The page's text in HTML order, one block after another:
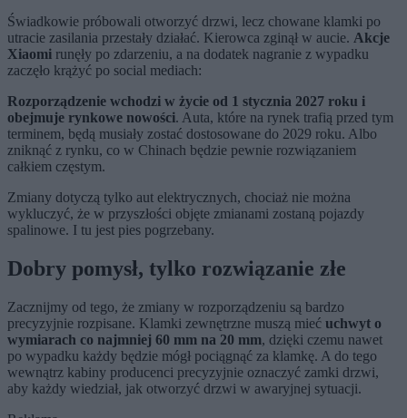
Świadkowie próbowali otworzyć drzwi, lecz chowane klamki po
utracie zasilania przestały działać. Kierowca zginął w aucie. Akcje
Xiaomi runęły po zdarzeniu, a na dodatek nagranie z wypadku
zaczęło krążyć po social mediach:
Rozporządzenie wchodzi w życie od 1 stycznia 2027 roku i
obejmuje rynkowe nowości. Auta, które na rynek trafią przed tym
terminem, będą musiały zostać dostosowane do 2029 roku. Albo
zniknąć z rynku, co w Chinach będzie pewnie rozwiązaniem
całkiem częstym.
Zmiany dotyczą tylko aut elektrycznych, chociaż nie można
wykluczyć, że w przyszłości objęte zmianami zostaną pojazdy
spalinowe. I tu jest pies pogrzebany.
Dobry pomysł, tylko rozwiązanie złe
Zacznijmy od tego, że zmiany w rozporządzeniu są bardzo
precyzyjnie rozpisane. Klamki zewnętrzne muszą mieć uchwyt o
wymiarach co najmniej 60 mm na 20 mm, dzięki czemu nawet
po wypadku każdy będzie mógł pociągnąć za klamkę. A do tego
wewnątrz kabiny producenci precyzyjnie oznaczyć zamki drzwi,
aby każdy wiedział, jak otworzyć drzwi w awaryjnej sytuacji.